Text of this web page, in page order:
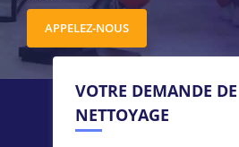
APPELEZ-NOUS
VOTRE DEMANDE DE
NETTOYAGE